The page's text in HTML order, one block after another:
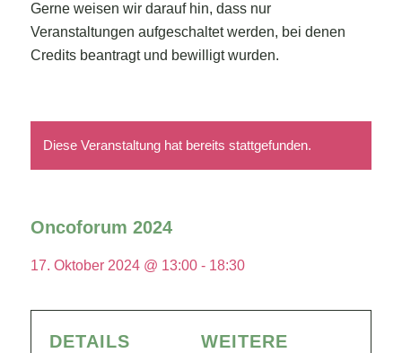
Gerne weisen wir darauf hin, dass nur
Veranstaltungen aufgeschaltet werden, bei denen
Credits beantragt und bewilligt wurden.
Diese Veranstaltung hat bereits stattgefunden.
Oncoforum 2024
17. Oktober 2024 @ 13:00- 18:30
DETAILS
WEITERE